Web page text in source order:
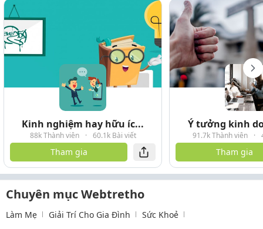
Kinh nghiệm hay hữu íc...
88k Thành viên · 60.1k Bài viết
Tham gia
Ý tưởng kinh
91.7k Thành viên ·
Tham gia
Chuyên mục Webtretho
Làm Mẹ Giải Trí Cho Gia Đình
Sức Khoẻ